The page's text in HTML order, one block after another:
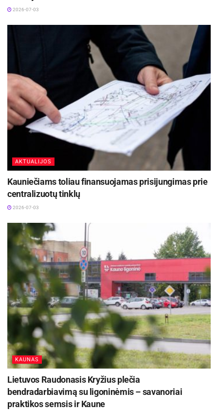
rezultatai – vėl geriausi šalyje
2026-07-24
Vaidas Žagūnis. Atsinaujinęs naftos kainų šokas
vėl išbando Lietuvos verslo pasitikėjimą
2026-07-03
AKTUALIJOS
Kauniečiams toliau finansuojamas prisijungimas prie
centralizuotų tinklų
2026-07-03
KAUNAS
Lietuvos Raudonasis Kryžius plečia
bendradarbiavimą su ligoninėmis – savanoriai
praktikos semsis ir Kaune